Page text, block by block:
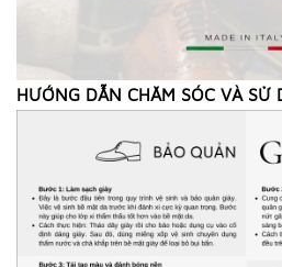
HƯỚNG DẪN CHĂM SÓC VÀ SỬ